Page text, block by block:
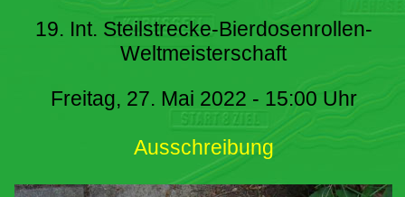
19. Int. Steilstrecke-Bierdosenrollen-
Weltmeisterschaft
Freitag, 27. Mai 2022 - 15:00 Uhr
Ausschreibung